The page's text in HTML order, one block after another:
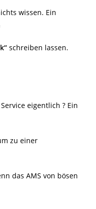
wissen. Ein
schreiben lassen.
eigentlich ? Ein
zu einer
das AMS von bösen